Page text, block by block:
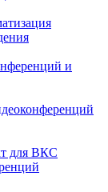
и
для ВКС